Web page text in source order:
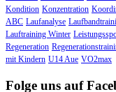
Kondition Konzentration
ABC Laufanalyse
Lauftraining Winter
Regeneration
mit Kindern U14 Aue VO2max
Folge uns auf